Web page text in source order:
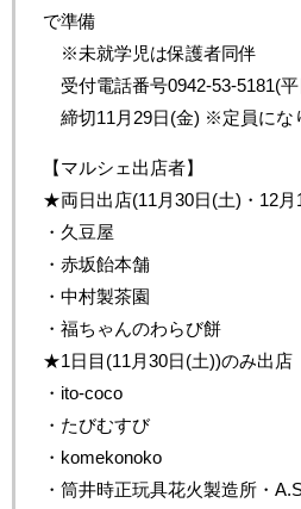
で準備
※未就学児は保護者同伴
受付電話番号0942-53-5181(平
締切11月29日(金) ※定員にな
【マルシェ出店者】
★両日出店(11月30日(土)・12月
・久豆屋
・赤坂飴本舗
・中村製茶園
・福ちゃんのわらび餅
★1日目(11月30日(土))のみ出店
・ito-coco
・たびむすび
・komekonoko
・筒井時正玩具花火製造所・